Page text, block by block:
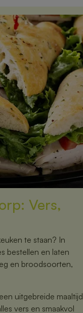
Vers,
te staan? In
bestellen en laten
en broodsoorten,
uitgebreide maaltijd
vers en smaakvol